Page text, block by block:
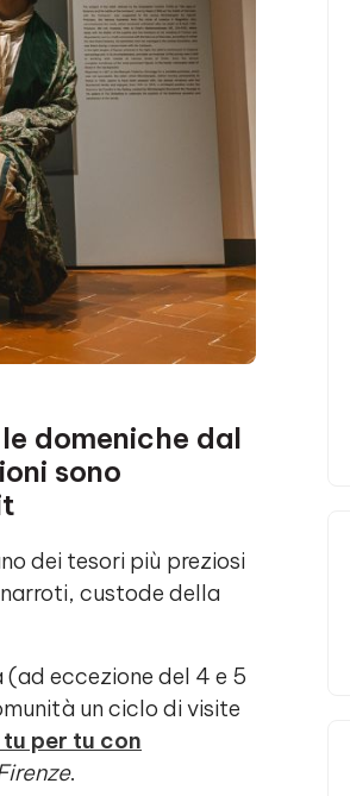
domeniche dal
sono
dei tesori più preziosi
custode della
(ad eccezione del 4 e 5
un ciclo di visite
tu per tu con
.